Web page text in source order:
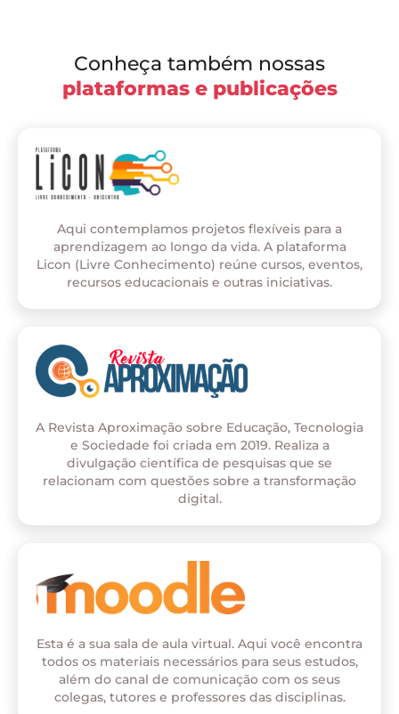
Conheça também nossas
plataformas e publicações
Aqui contemplamos projetos flexíveis para a
aprendizagem ao longo da vida. A plataforma
Licon (Livre Conhecimento) reúne cursos, eventos,
recursos educacionais e outras iniciativas.
A Revista Aproximação sobre Educação, Tecnologia
e Sociedade foi criada em 2019. Realiza a
divulgação científica de pesquisas que se
relacionam com questões sobre a transformação
digital.
Esta é a sua sala de aula virtual. Aqui você encontra
todos os materiais necessários para seus estudos,
além do canal de comunicação com os seus
colegas, tutores e professores das disciplinas.